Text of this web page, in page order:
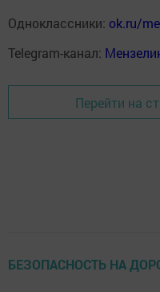
Одноклассники: ok.ru/
Telegram-канал:
Перейти на
БЕЗОПАСНОСТЬ НА